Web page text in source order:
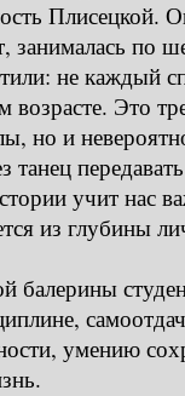
Плисецкой.
занималась по
не каждый
возрасте. Это
но и
танец
учит нас
из глубины
балерины
умению